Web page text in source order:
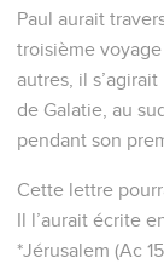
Paul aurait
troisième voyage
autres, il
de Galatie, au
pendant son
Cette lettre
Il l’aurait écrite
*Jérusalem (Ac